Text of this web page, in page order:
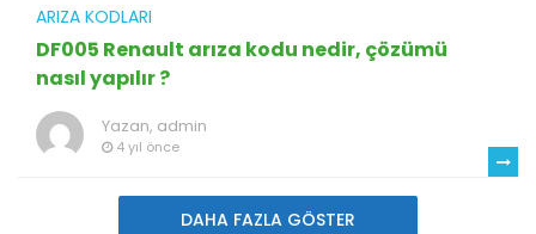
ARIZA KODLARI
DF005 Renault arıza kodu nedir, çözümü
nasıl yapılır ?
Yazan, admin
4 yıl önce
DAHA FAZLA GÖSTER